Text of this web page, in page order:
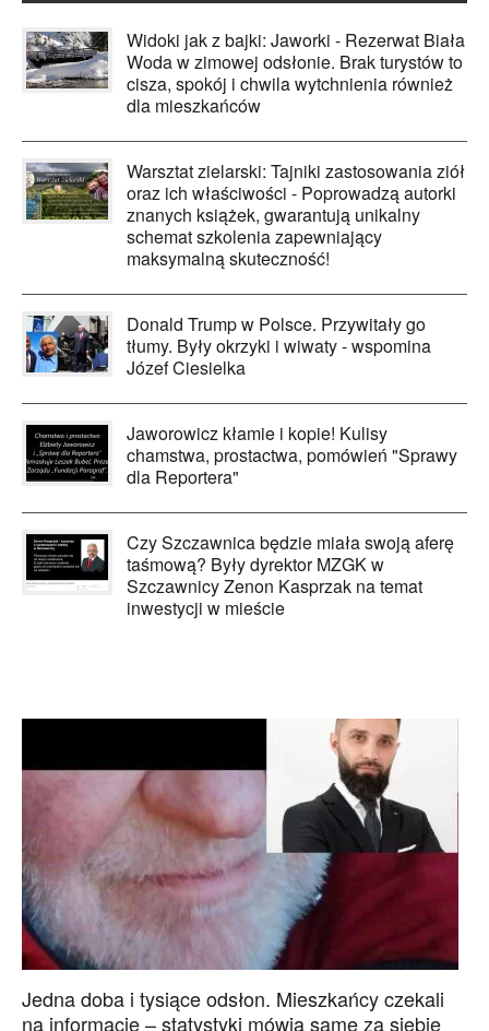
Widoki jak z bajki: Jaworki - Rezerwat Biała
Woda w zimowej odsłonie. Brak turystów to
cisza, spokój i chwila wytchnienia również
dla mieszkańców
Warsztat zielarski: Tajniki zastosowania ziół
oraz ich właściwości - Poprowadzą autorki
znanych książek, gwarantują unikalny
schemat szkolenia zapewniający
maksymalną skuteczność!
Donald Trump w Polsce. Przywitały go
tłumy. Były okrzyki i wiwaty - wspomina
Józef Ciesielka
Jaworowicz kłamie i kopie! Kulisy
chamstwa, prostactwa, pomówień "Sprawy
dla Reportera"
Czy Szczawnica będzie miała swoją aferę
taśmową? Były dyrektor MZGK w
Szczawnicy Zenon Kasprzak na temat
inwestycji w mieście
Jedna doba i tysiące odsłon. Mieszkańcy czekali
na informacje – statystyki mówią same za siebie